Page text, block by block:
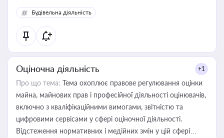
Будівельна діяльність
Оціночна діяльність +1
Про що тема: Тема охоплює правове регулювання оцінки
майна, майнових прав і професійної діяльності оцінювачів,
включно з кваліфікаційними вимогами, звітністю та
цифровими сервісами у сфері оціночної діяльності.
Відстеження нормативних і медійних змін у цій сфері